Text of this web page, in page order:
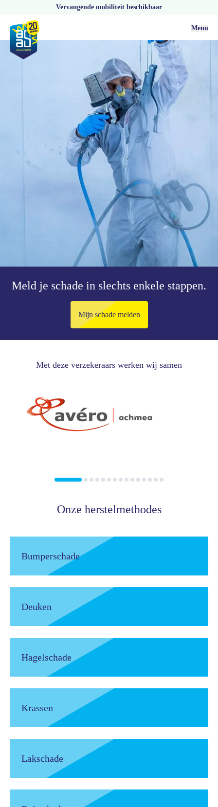
Vervangende mobiliteit beschikbaar
Menu
Meld je schade in slechts enkele stappen.
Mijn schade melden
Met deze verzekeraars werken wij samen
Onze herstelmethodes
Bumperschade
Deuken
Hagelschade
Krassen
Lakschade